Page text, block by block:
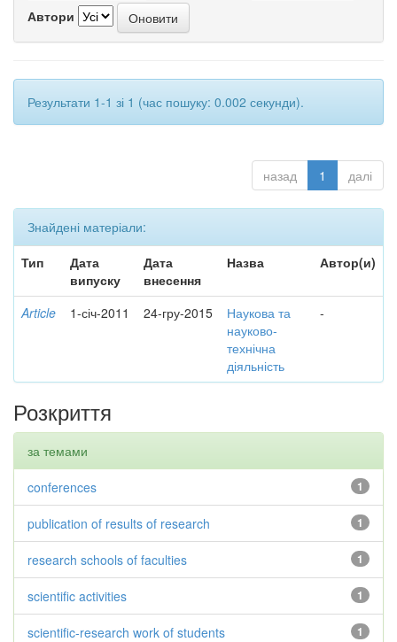
Автори
Результати 1-1 зі 1 (час пошуку: 0.002 секунди).
назад 1 далі
Знайдені матеріали:
Тип
Дата
випуску
Дата
внесення
Назва Автор(и)
Article 1-січ-2011 24-гру-2015
Наукова та
науково-
технічна
діяльність
-
Розкриття
за темами
1
conferences
1
publication of results of research
1
research schools of faculties
1
scientific activities
1
scientific-research work of students